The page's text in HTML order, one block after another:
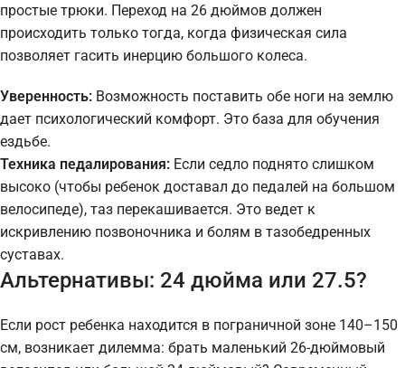
простые трюки. Переход на 26 дюймов должен
происходить только тогда, когда физическая сила
позволяет гасить инерцию большого колеса.
Уверенность: Возможность поставить обе ноги на землю
дает психологический комфорт. Это база для обучения
ездьбе.
Техника педалирования: Если седло поднято слишком
высоко (чтобы ребенок доставал до педалей на большом
велосипеде), таз перекашивается. Это ведет к
искривлению позвоночника и болям в тазобедренных
суставах.
Альтернативы: 24 дюйма или 27.5?
Если рост ребенка находится в пограничной зоне 140–150
см, возникает дилемма: брать маленький 26-дюймовый